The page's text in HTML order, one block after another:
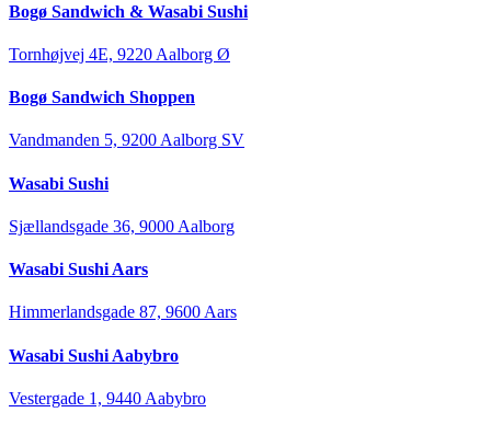
Bogø Sandwich & Wasabi Sushi
Tornhøjvej 4E, 9220 Aalborg Ø
Bogø Sandwich Shoppen
Vandmanden 5, 9200 Aalborg SV
Wasabi Sushi
Sjællandsgade 36, 9000 Aalborg
Wasabi Sushi Aars
Himmerlandsgade 87, 9600 Aars
Wasabi Sushi Aabybro
Vestergade 1, 9440 Aabybro